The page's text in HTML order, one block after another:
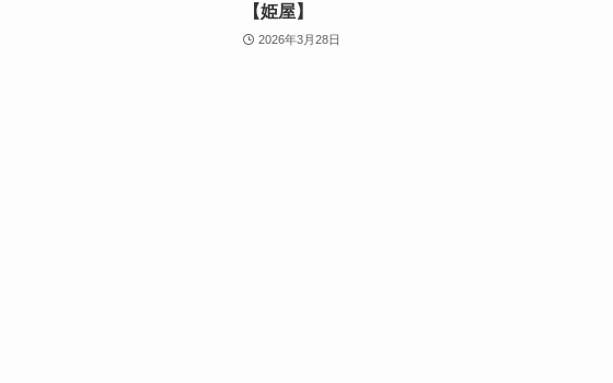
【姫屋】
2026年3月28日